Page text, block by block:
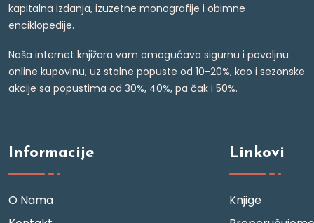
kapitalna izdanja, izuzetne monografije i obimne
enciklopedije.
Naša internet knjižara vam omogućava sigurnu i povoljnu
online kupovinu, uz stalne popuste od 10-20%, kao i sezonske
akcije sa popustima od 30%, 40%, pa čak i 50%.
Informacije
O Nama
Linkovi
Knjige